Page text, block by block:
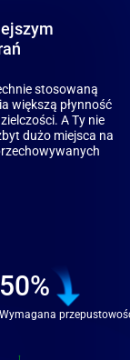
stosowaną
większą płynność
A Ty nie
dużo miejsca na
50%
Wymagana